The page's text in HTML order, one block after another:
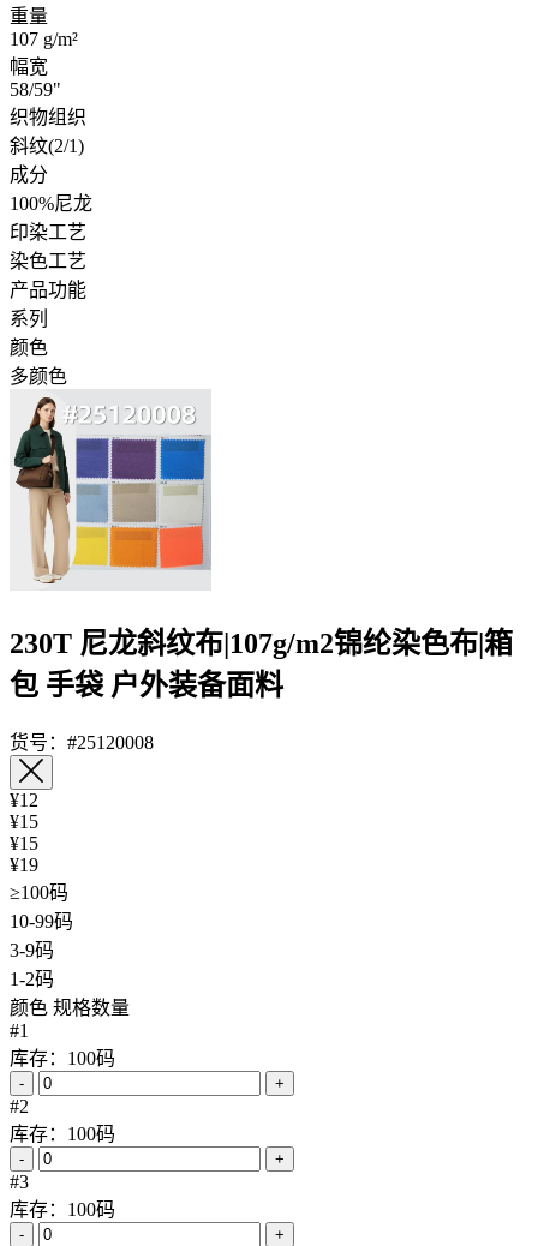
重量
107 g/m²
幅宽
58/59"
织物组织
斜纹(2/1)
成分
100%尼龙
印染工艺
染色工艺
产品功能
系列
颜色
多颜色
230T 尼龙斜纹布|107g/m2锦纶染色布|箱
包 手袋 户外装备面料
货号：#25120008
¥12
¥15
¥15
¥19
≥100码
10-99码
3-9码
1-2码
颜色 规格数量
#1
库存：100码
- +
#2
库存：100码
- +
#3
库存：100码
- +